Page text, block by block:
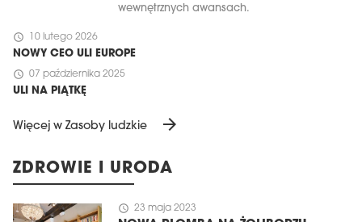
wewnętrznych awansach.
schedule 10 lutego 2026
NOWY CEO ULI EUROPE
schedule 07 października 2025
ULI NA PIĄTKĘ
Więcej w Zasoby ludzkie arrow_forward
ZDROWIE I URODA
schedule 23 maja 2023